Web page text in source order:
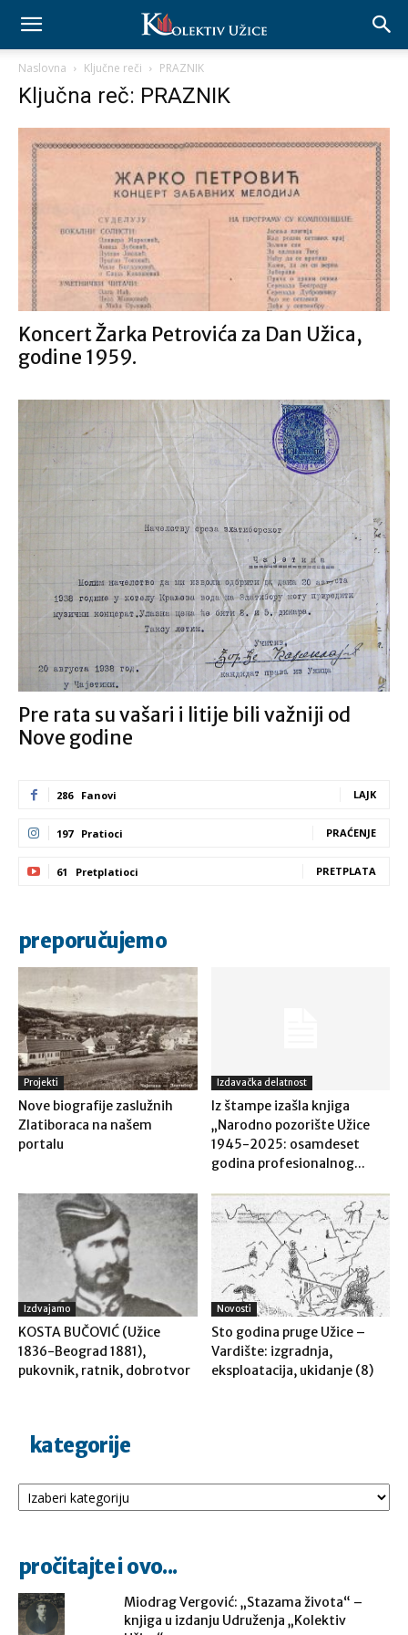
Naslovna Ključne reči PRAZNIK
Ključna reč: PRAZNIK
Koncert Žarka Petrovića za Dan Užica,
godine 1959.
Pre rata su vašari i litije bili važniji od
Nove godine
286 Fanovi LAJK
197 Pratioci PRAĆENJE
61 Pretplatioci PRETPLATA
preporučujemo
Projekti
Nove biografije zaslužnih
Zlatiboraca na našem
portalu
Izdavačka delatnost
Iz štampe izašla knjiga
„Narodno pozorište Užice
1945-2025: osamdeset
godina profesionalnog...
Izdvajamo
KOSTA BUČOVIĆ (Užice
1836-Beograd 1881),
pukovnik, ratnik, dobrotvor
Novosti
Sto godina pruge Užice –
Vardište: izgradnja,
eksploatacija, ukidanje (8)
kategorije
Kategorije
pročitajte i ovo...
Miodrag Vergović: „Stazama života“ –
knjiga u izdanju Udruženja „Kolektiv